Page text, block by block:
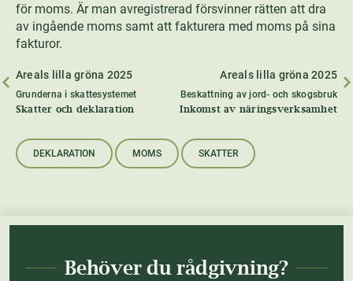
för moms. Är man avregistrerad försvinner rätten att dra
av ingående moms samt att fakturera med moms på sina
fakturor.
Areals lilla gröna 2025
Grunderna i skattesystemet
Skatter och deklaration
Areals lilla gröna 2025
Beskattning av jord- och skogsbruk
Inkomst av näringsverksamhet
DEKLARATION MOMS SKATTER
Behöver du rådgivning?